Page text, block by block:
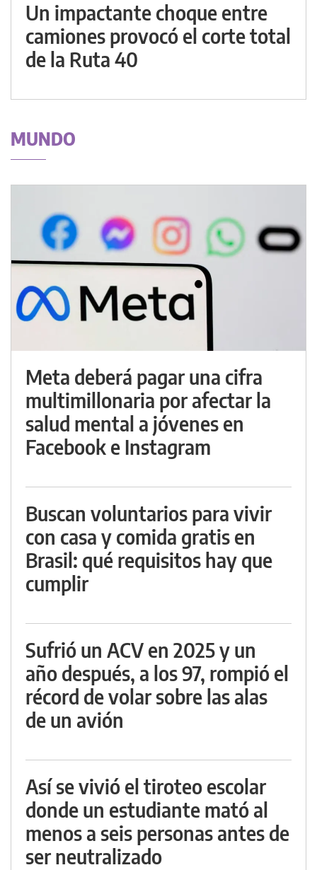
Un impactante choque entre
camiones provocó el corte total
de la Ruta 40
MUNDO
Meta deberá pagar una cifra
multimillonaria por afectar la
salud mental a jóvenes en
Facebook e Instagram
Buscan voluntarios para vivir
con casa y comida gratis en
Brasil: qué requisitos hay que
cumplir
Sufrió un ACV en 2025 y un
año después, a los 97, rompió el
récord de volar sobre las alas
de un avión
Así se vivió el tiroteo escolar
donde un estudiante mató al
menos a seis personas antes de
ser neutralizado